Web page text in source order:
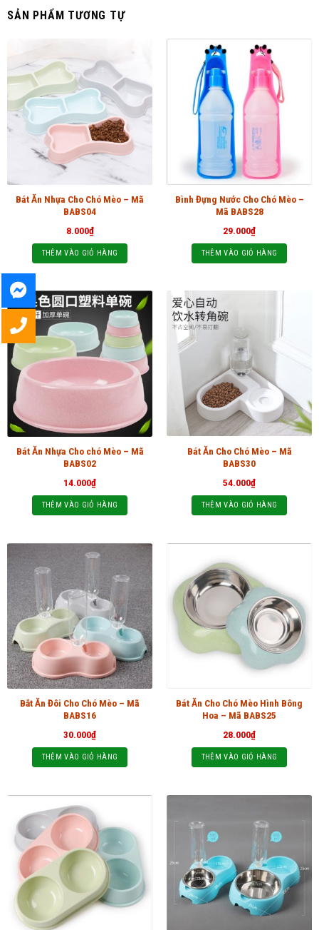
SẢN PHẨM TƯƠNG TỰ
Bát Ăn Nhựa Cho Chó Mèo – Mã
BABS04
8.000₫
THÊM VÀO GIỎ HÀNG
Bình Đựng Nước Cho Chó Mèo –
Mã BABS28
29.000₫
THÊM VÀO GIỎ HÀNG
Bát Ăn Nhựa Cho chó Mèo – Mã
BABS02
14.000₫
THÊM VÀO GIỎ HÀNG
Bát Ăn Cho Chó Mèo – Mã
BABS30
54.000₫
THÊM VÀO GIỎ HÀNG
Bắt Ăn Đôi Cho Chó Mèo – Mã
BABS16
30.000₫
THÊM VÀO GIỎ HÀNG
Bát Ăn Cho Chó Mèo Hình Bông
Hoa – Mã BABS25
28.000₫
THÊM VÀO GIỎ HÀNG